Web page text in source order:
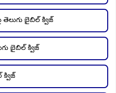
తెలుగు బైబిల్ క్విజ్
బైబిల్ క్విజ్
క్విజ్